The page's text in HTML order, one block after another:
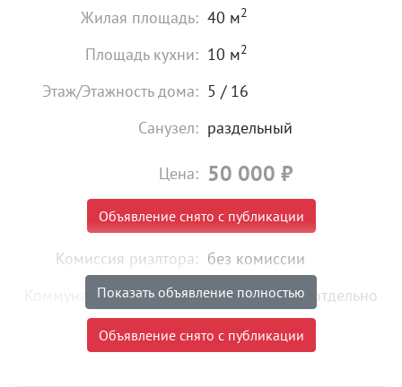
Жилая площадь: 40 м2
Площадь кухни: 10 м2
Этаж/Этажность дома: 5 / 16
Санузел: раздельный
Цена: 50 000 ₽
Объявление снято с публикации
Комиссия риэлтора: без комиссии
Коммунальные платежи: оплачиваются отдельно
Объект № 197988. Сдается просторная 2-х
Показать объявление полностью
Объявление снято с публикации